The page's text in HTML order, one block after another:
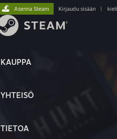
KAUPPA
YHTEISÖ
TIETOA
Asenna Steam Kirjaudu sisään kieli